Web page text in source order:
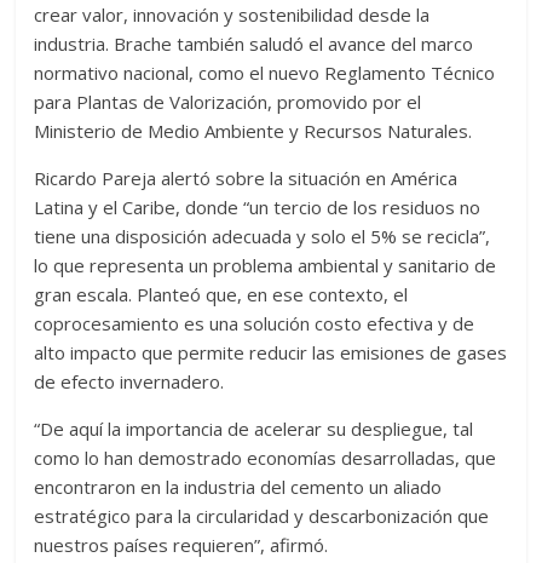
crear valor, innovación y sostenibilidad desde la
industria. Brache también saludó el avance del marco
normativo nacional, como el nuevo Reglamento Técnico
para Plantas de Valorización, promovido por el
Ministerio de Medio Ambiente y Recursos Naturales.
Ricardo Pareja alertó sobre la situación en América
Latina y el Caribe, donde “un tercio de los residuos no
tiene una disposición adecuada y solo el 5% se recicla”,
lo que representa un problema ambiental y sanitario de
gran escala. Planteó que, en ese contexto, el
coprocesamiento es una solución costo efectiva y de
alto impacto que permite reducir las emisiones de gases
de efecto invernadero.
“De aquí la importancia de acelerar su despliegue, tal
como lo han demostrado economías desarrolladas, que
encontraron en la industria del cemento un aliado
estratégico para la circularidad y descarbonización que
nuestros países requieren”, afirmó.